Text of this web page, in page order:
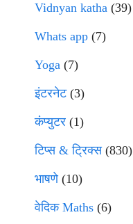
Vidnyan katha (39)
Whats app (7)
Yoga (7)
इंटरनेट(3)
कंप्युटर (1)
टिप्स & ट्रिक्स(830)
भाषणे(10)
वेदिक Maths (6)